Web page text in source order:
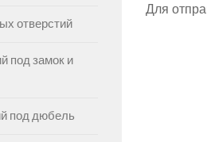
Для
отверстий
под замок и
под дюбель